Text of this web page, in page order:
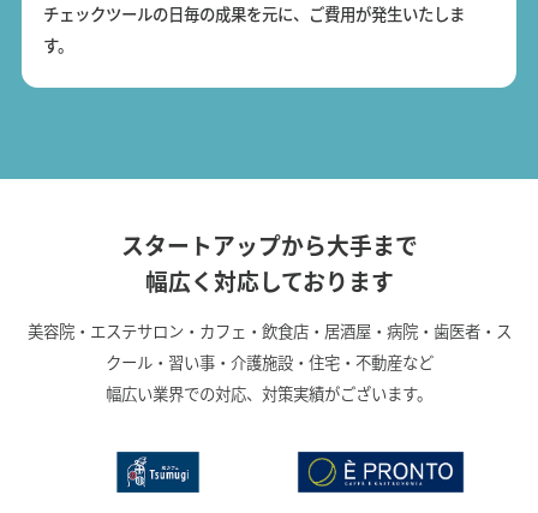
チェックツールの日毎の成果を元に、ご費用が発生いたしま
す。
スタートアップから大手まで
幅広く対応しております
美容院・エステサロン・カフェ・飲食店・居酒屋・病院・歯医者・ス
クール・習い事・介護施設・住宅・不動産など
幅広い業界での対応、対策実績がございます。